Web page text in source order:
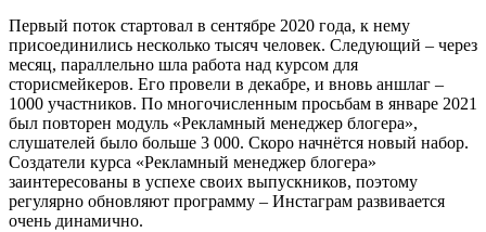
Первый поток стартовал в сентябре 2020 года, к нему
присоединились несколько тысяч человек. Следующий – через
месяц, параллельно шла работа над курсом для
сторисмейкеров. Его провели в декабре, и вновь аншлаг –
1000 участников. По многочисленным просьбам в январе 2021
был повторен модуль «Рекламный менеджер блогера»,
слушателей было больше 3 000. Скоро начнётся новый набор.
Создатели курса «Рекламный менеджер блогера»
заинтересованы в успехе своих выпускников, поэтому
регулярно обновляют программу – Инстаграм развивается
очень динамично.